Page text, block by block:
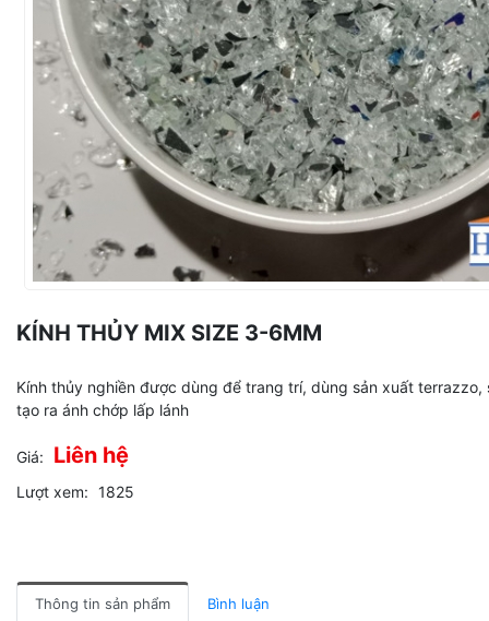
KÍNH THỦY MIX SIZE 3-6MM
Kính thủy nghiền được dùng để trang trí, dùng sản xuất terrazzo,
tạo ra ánh chớp lấp lánh
Giá: Liên hệ
Lượt xem: 1825
Thông tin sản phẩm Bình luận